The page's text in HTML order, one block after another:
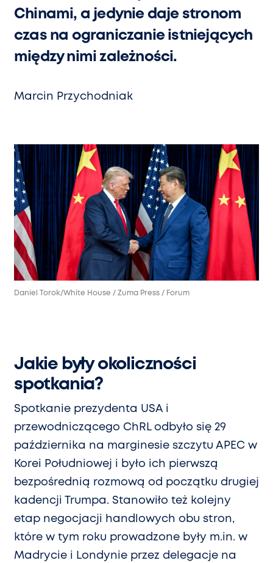
Chinami, a jedynie daje stronom
czas na ograniczanie istniejących
między nimi zależności.
Marcin Przychodniak
Daniel Torok/White House / Zuma Press / Forum
Jakie były okoliczności
spotkania?
Spotkanie prezydenta USA i
przewodniczącego ChRL odbyło się 29
października na marginesie szczytu APEC w
Korei Południowej i było ich pierwszą
bezpośrednią rozmową od początku drugiej
kadencji Trumpa. Stanowiło też kolejny
etap negocjacji handlowych obu stron,
które w tym roku prowadzone były m.in. w
Madrycie i Londynie przez delegacje na